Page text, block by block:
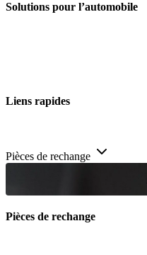
Solutions pour l’automobile
Liens rapides
Pièces de rechange
Pièces de rechange